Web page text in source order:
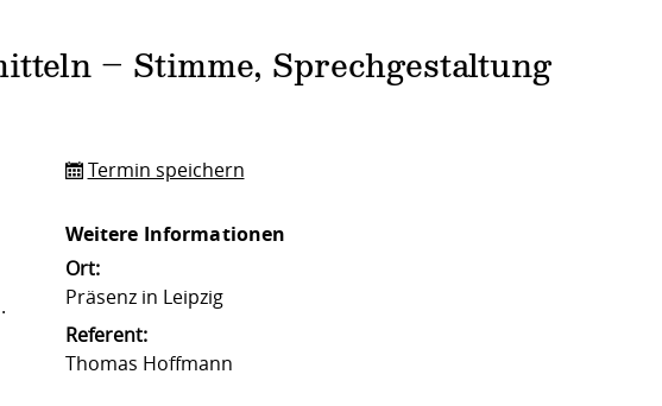
– Stimme, Sprechgestaltung
Termin speichern
Weitere Informationen
Ort:
Präsenz in Leipzig
Referent:
Thomas Hoffmann